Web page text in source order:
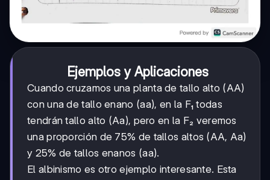
Ejemplos y Aplicaciones
Cuando cruzamos una planta de tallo alto (AA)
con una de tallo enano (aa), en la F₁ todas
tendrán tallo alto (Aa), pero en la F₂ veremos
una proporción de 75% de tallos altos (AA, Aa)
y 25% de tallos enanos (aa).
El albinismo es otro ejemplo interesante. Esta